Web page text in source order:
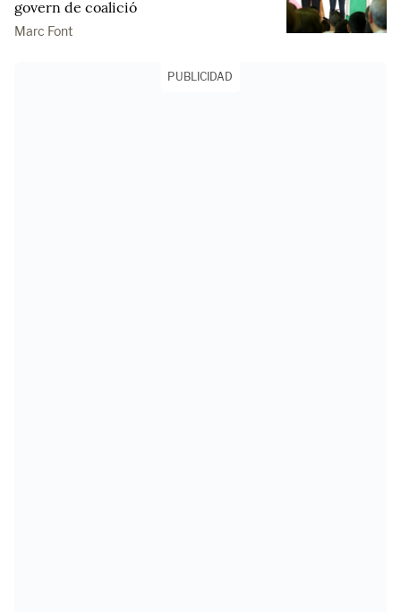
govern de coalició
Marc Font
PUBLICIDAD